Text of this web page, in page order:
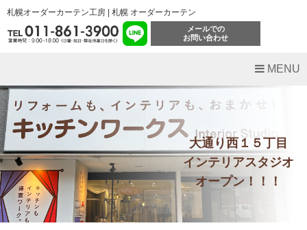
札幌オーダーカーテン工房 | 札幌 オーダーカーテン
メールでの
お問い合わせ
MENU
大通り西１５丁目
インテリアスタジオ
オープン！！！